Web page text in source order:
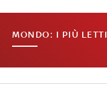
MONDO: I PIÙ LETTI